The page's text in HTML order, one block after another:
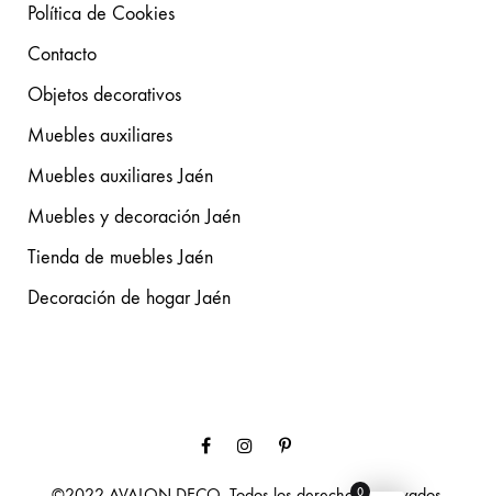
Política de Cookies
Contacto
Objetos decorativos
Muebles auxiliares
Muebles auxiliares Jaén
Muebles y decoración Jaén
Tienda de muebles Jaén
Decoración de hogar Jaén
FacebookInstagramPinterest
0